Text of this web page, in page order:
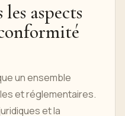
aspects
un ensemble
et réglementaires.
et la